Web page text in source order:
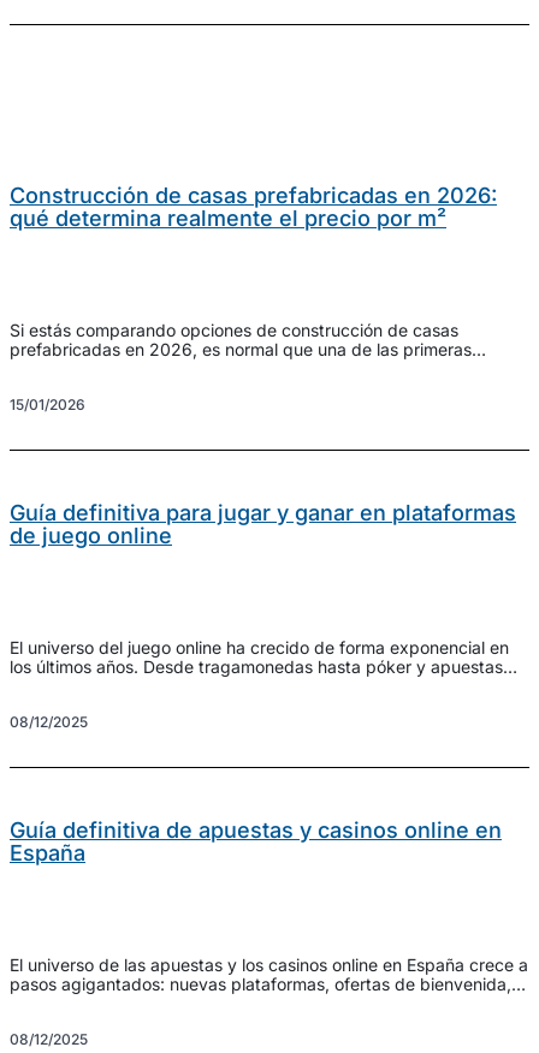
Construcción de casas prefabricadas en 2026:
qué determina realmente el precio por m²
Si estás comparando opciones de construcción de casas
prefabricadas en 2026, es normal que una de las primeras
hay realmente detrás. En EcoTown lo vemos a menudo: dos
15/01/2026
Guía definitiva para jugar y ganar en plataformas
de juego online
El universo del juego online ha crecido de forma exponencial en
los últimos años. Desde tragamonedas hasta póker y apuestas
en combinar conocimiento, estrategia y gestión responsable del
quieres explorar reseñas, […]
08/12/2025
Guía definitiva de apuestas y casinos online en
España
El universo de las apuestas y los casinos online en España crece a
pasos agigantados: nuevas plataformas, ofertas de bienvenida,
sitios fiables, entender bonos y gestionar tu bankroll para
08/12/2025